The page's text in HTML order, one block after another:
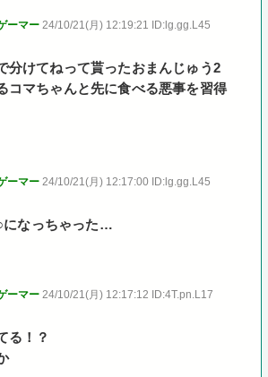
ーマー 24/10/21(月) 12:19:21 ID:lg.gg.L45
分けてねって貰ったおまんじゅう2
コマちゃんと先に食べる悪事を習得
ーマー 24/10/21(月) 12:17:00 ID:lg.gg.L45
になっちゃった…
ーマー 24/10/21(月) 12:17:12 ID:4T.pn.L17
る！？